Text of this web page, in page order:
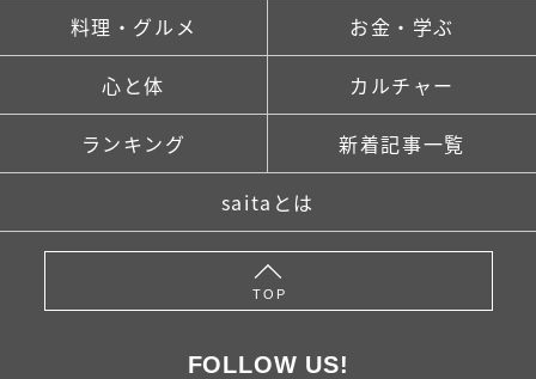
料理・グルメ お金・学ぶ
心と体 カルチャー
ランキング 新着記事一覧
saitaとは
TOP
FOLLOW US!